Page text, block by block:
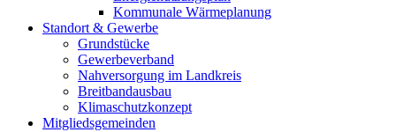
Kommunale Wärmeplanung
Standort & Gewerbe
Grundstücke
Gewerbeverband
Nahversorgung im Landkreis
Breitbandausbau
Klimaschutzkonzept
Mitgliedsgemeinden